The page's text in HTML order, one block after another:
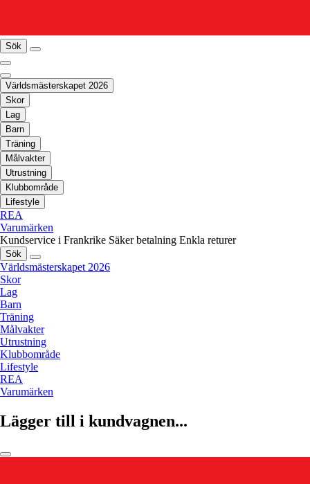
Sök
Världsmästerskapet 2026
Skor
Lag
Barn
Träning
Målvakter
Utrustning
Klubbområde
Lifestyle
REA
Varumärken
Kundservice i Frankrike Säker betalning Enkla returer
Sök
Världsmästerskapet 2026
Skor
Lag
Barn
Träning
Målvakter
Utrustning
Klubbområde
Lifestyle
REA
Varumärken
Lägger till i kundvagnen...